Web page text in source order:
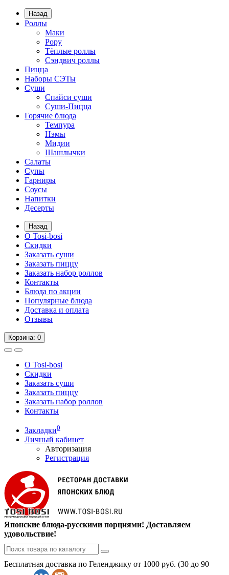
Назад
Роллы
Маки
Рору
Тёплые роллы
Сэндвич роллы
Пицца
Наборы СЭТы
Суши
Спайси суши
Суши-Пицца
Горячие блюда
Темпура
Нэмы
Мидии
Шашлычки
Салаты
Супы
Гарниры
Соусы
Напитки
Десерты
Назад
О Tosi-bosi
Скидки
Заказать суши
Заказать пиццу
Заказать набор роллов
Контакты
Блюда по акции
Популярные блюда
Доставка и оплата
Отзывы
Корзина: 0
О Tosi-bosi
Скидки
Заказать суши
Заказать пиццу
Заказать набор роллов
Контакты
Закладки0
Личный кабинет
Авторизация
Регистрация
Японские блюда-русскими порциями! Доставляем
удовольствие!
Бесплатная доставка по Геленджику от 1000 руб. (30 до 90